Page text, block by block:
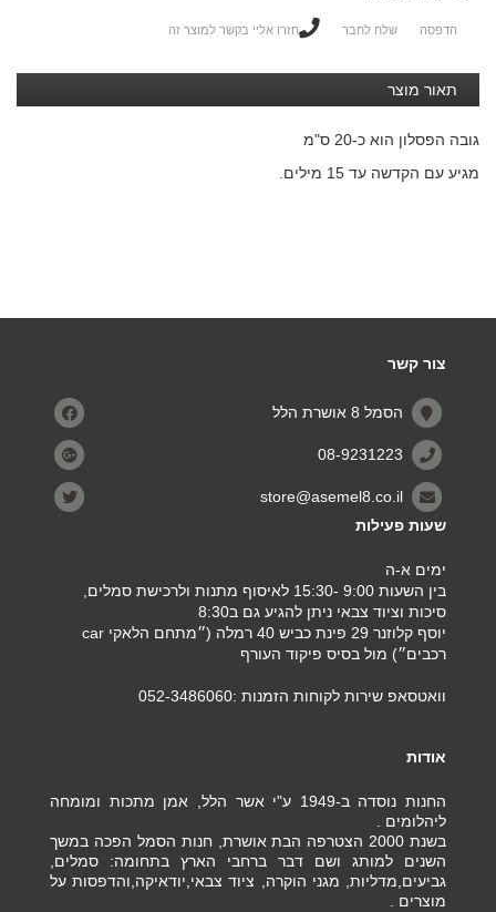
הדפסה שלח לחבר חזרו אליי בקשר למוצר זה
תאור מוצר
גובה הפסלון הוא כ-20 ס"מ
מגיע עם הקדשה עד 15 מילים.
צור קשר
הסמל 8 אושרת הלל
08-9231223
store@asemel8.co.il
שעות פעילות
ימים א-ה
בין השעות 9:00 -15:30 לאיסוף מתנות ולרכישת סמלים,
סיכות וציוד צבאי ניתן להגיע גם ב8:30
יוסף קלוזנר 29 פינת כביש 40 רמלה (״מתחם הלאקי car
רכבים״) מול בסיס פיקוד העורף
וואטסאפ שירות לקוחות הזמנות :052-3486060
אודות
החנות נוסדה ב-1949 ע"י אשר הלל, אמן מתכות ומומחה
ליהלומים .
בשנת 2000 הצטרפה הבת אושרת, חנות הסמל הפכה במשך
השנים למותג ושם דבר ברחבי הארץ בתחומה: סמלים,
גביעים,מדליות, מגני הוקרה, ציוד צבאי,יודאיקה,והדפסות על
מוצרים .